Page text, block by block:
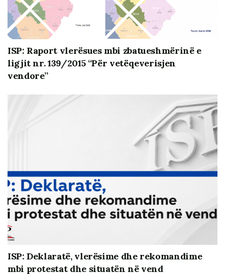
Ky infografik është realizuar në kuadër të projektit
ISP: Raport vlerësues mbi zbatueshmërinë e
ligjit nr. 139/2015 “Për vetëqeverisjen
vendore”
ISP: Deklaratë, vlerësime dhe rekomandime
mbi protestat dhe situatën në vend